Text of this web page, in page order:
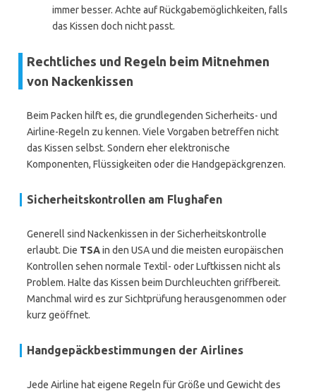
immer besser. Achte auf Rückgabemöglichkeiten, falls
das Kissen doch nicht passt.
Rechtliches und Regeln beim Mitnehmen
von Nackenkissen
Beim Packen hilft es, die grundlegenden Sicherheits- und
Airline-Regeln zu kennen. Viele Vorgaben betreffen nicht
das Kissen selbst. Sondern eher elektronische
Komponenten, Flüssigkeiten oder die Handgepäckgrenzen.
Sicherheitskontrollen am Flughafen
Generell sind Nackenkissen in der Sicherheitskontrolle
erlaubt. Die TSAin den USA und die meisten europäischen
Kontrollen sehen normale Textil- oder Luftkissen nicht als
Problem. Halte das Kissen beim Durchleuchten griffbereit.
Manchmal wird es zur Sichtprüfung herausgenommen oder
kurz geöffnet.
Handgepäckbestimmungen der Airlines
Jede Airline hat eigene Regeln für Größe und Gewicht des